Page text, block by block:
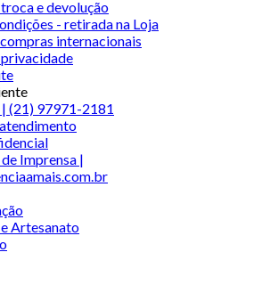
e devolução
- retirada na Loja
internacionais
(21) 97971-2181
Imprensa |
Artesanato